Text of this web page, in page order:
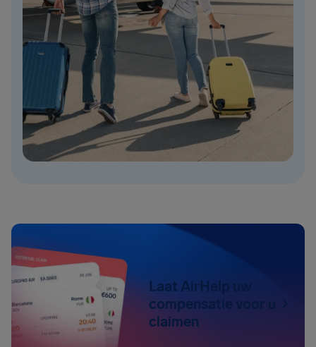
Laat AirHelp uw
compensatie voor u
claimen